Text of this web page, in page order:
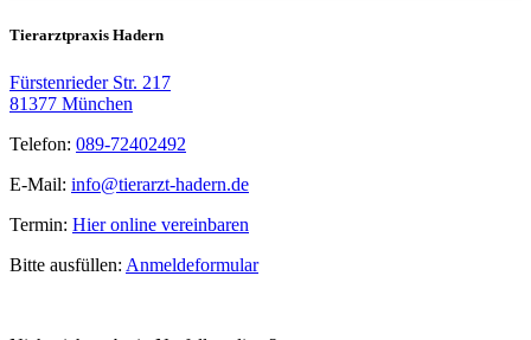
Tierarztpraxis Hadern
Fürstenrieder Str. 217
81377 München
Telefon: 089-72402492
E-Mail: info@tierarzt-hadern.de
Termin: Hier online vereinbaren
Bitte ausfüllen: Anmeldeformular